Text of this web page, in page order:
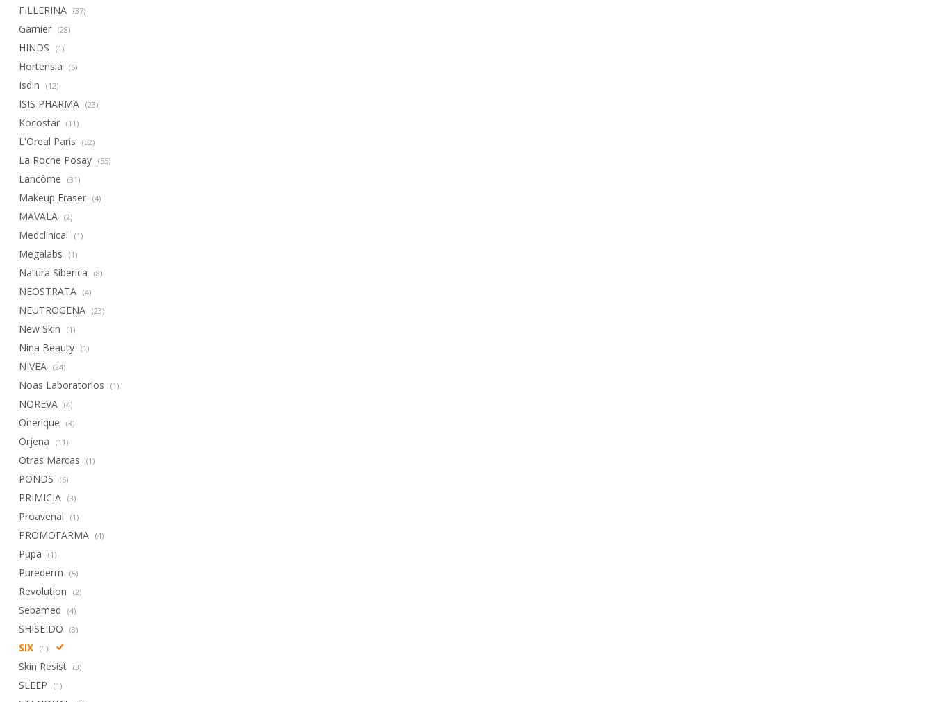
FILLERINA (37)
Garnier (28)
HINDS (1)
Hortensia (6)
Isdin (12)
ISIS PHARMA (23)
Kocostar (11)
L'Oreal Paris (52)
La Roche Posay (55)
Lancôme (31)
Makeup Eraser (4)
MAVALA (2)
Medclinical (1)
Megalabs (1)
Natura Siberica (8)
NEOSTRATA (4)
NEUTROGENA (23)
New Skin (1)
Nina Beauty (1)
NIVEA (24)
Noas Laboratorios (1)
NOREVA (4)
Onerique (3)
Orjena (11)
Otras Marcas (1)
PONDS (6)
PRIMICIA (3)
Proavenal (1)
PROMOFARMA (4)
Pupa (1)
Purederm (5)
Revolution (2)
Sebamed (4)
SHISEIDO (8)
SIX (1)
Skin Resist (3)
SLEEP (1)